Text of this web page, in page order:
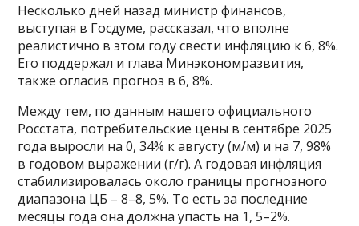
Несколько дней назад министр финансов,
выступая в Госдуме, рассказал, что вполне
реалистично в этом году свести инфляцию к 6, 8%.
Его поддержал и глава Минэкономразвития,
также огласив прогноз в 6, 8%.
Между тем, по данным нашего официального
Росстата, потребительские цены в сентябре 2025
года выросли на 0, 34% к августу (м/м) и на 7, 98%
в годовом выражении (г/г). А годовая инфляция
стабилизировалась около границы прогнозного
диапазона ЦБ – 8–8, 5%. То есть за последние
месяцы года она должна упасть на 1, 5–2%.